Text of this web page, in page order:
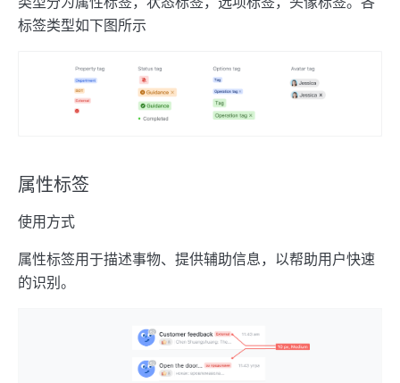
标签类型如下图所示
属性标签
使用方式
属性标签用于描述事物、提供辅助信息，以帮助用户快速
的识别。